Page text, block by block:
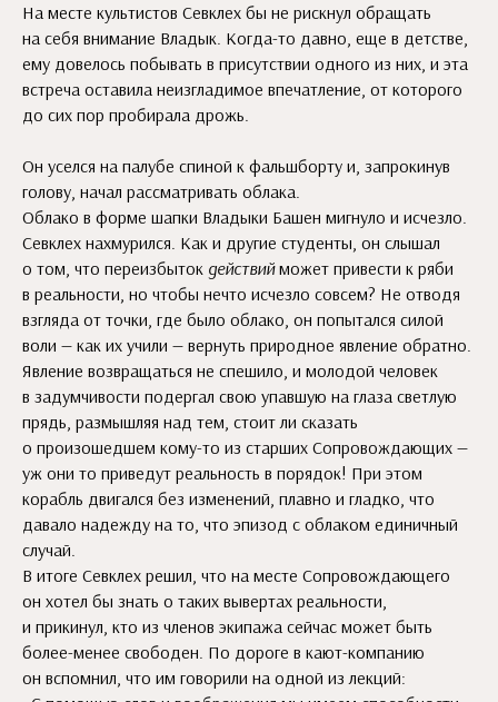
На месте культистов Севклех бы не рискнул обращать
на себя внимание Владык. Когда-то давно, еще в детстве,
ему довелось побывать в присутствии одного из них, и эта
встреча оставила неизгладимое впечатление, от которого
до сих пор пробирала дрожь.
Он уселся на палубе спиной к фальшборту и, запрокинув
голову, начал рассматривать облака.
Облако в форме шапки Владыки Башен мигнуло и исчезло.
Севклех нахмурился. Как и другие студенты, он слышал
о том, что переизбыток действийможет привести к ряби
в реальности, но чтобы нечто исчезло совсем? Не отводя
взгляда от точки, где было облако, он попытался силой
воли — как их учили — вернуть природное явление обратно.
Явление возвращаться не спешило, и молодой человек
в задумчивости подергал свою упавшую на глаза светлую
прядь, размышляя над тем, стоит ли сказать
о произошедшем кому-то из старших Сопровождающих —
уж они то приведут реальность в порядок! При этом
корабль двигался без изменений, плавно и гладко, что
давало надежду на то, что эпизод с облаком единичный
случай.
В итоге Севклех решил, что на месте Сопровождающего
он хотел бы знать о таких вывертах реальности,
и прикинул, кто из членов экипажа сейчас может быть
более-менее свободен. По дороге в кают-компанию
он вспомнил, что им говорили на одной из лекций: